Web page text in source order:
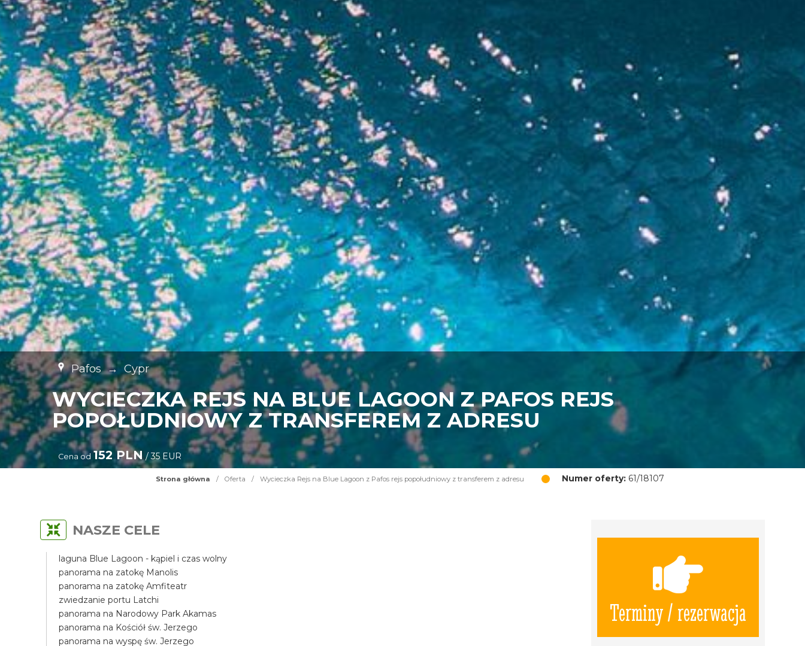
Pafos → Cypr
WYCIECZKA REJS NA BLUE LAGOON Z PAFOS REJS
POPOŁUDNIOWY Z TRANSFEREM Z ADRESU
Cena od 152 PLN / 35 EUR
Strona główna / Oferta / Wycieczka Rejs na Blue Lagoon z Pafos rejs popołudniowy z transferem z adresu Numer oferty: 61/18107
Terminy / rezerwacja
NASZE CELE
laguna Blue Lagoon - kąpiel i czas wolny
panorama na zatokę Manolis
panorama na zatokę Amfiteatr
zwiedzanie portu Latchi
panorama na Narodowy Park Akamas
panorama na Kościół św. Jerzego
panorama na wyspę św. Jerzego